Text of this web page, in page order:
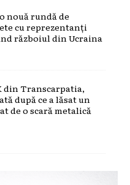
nouă rundă de
cu reprezentanți
războiul din Ucraina
din Transcarpatia,
după ce a lăsat un
de o scară metalică